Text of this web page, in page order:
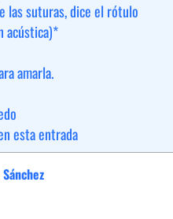
las suturas, dice el rótulo
acústica)*
amarla.
esta entrada